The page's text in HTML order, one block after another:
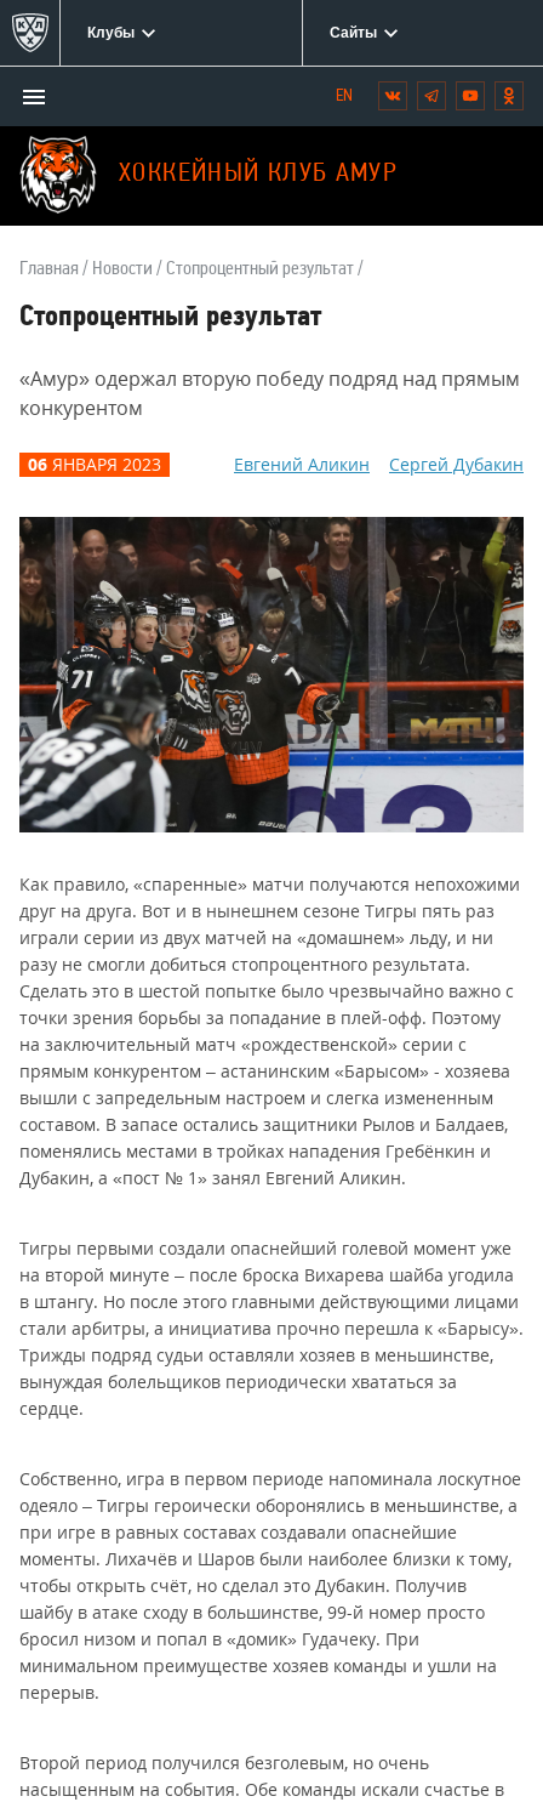
Клубы Сайты
ХОККЕЙНЫЙ КЛУБ АМУР
Открыть/
закрыть
меню
Мы
в
социальных
сетях:
Вконтакте
Telegram
YouTube
Главная Новости Стопроцентный результат
Стопроцентный результат
«Амур» одержал вторую победу подряд над прямым
конкурентом
06 ЯНВАРЯ 2023 Евгений Аликин Сергей Дубакин
Как правило, «спаренные» матчи получаются непохожими
друг на друга. Вот и в нынешнем сезоне Тигры пять раз
играли серии из двух матчей на «домашнем» льду, и ни
разу не смогли добиться стопроцентного результата.
Сделать это в шестой попытке было чрезвычайно важно с
точки зрения борьбы за попадание в плей-офф. Поэтому
на заключительный матч «рождественской» серии с
прямым конкурентом – астанинским «Барысом» - хозяева
вышли с запредельным настроем и слегка измененным
составом. В запасе остались защитники Рылов и Балдаев,
поменялись местами в тройках нападения Гребёнкин и
Дубакин, а «пост № 1» занял Евгений Аликин.
Тигры первыми создали опаснейший голевой момент уже
на второй минуте – после броска Вихарева шайба угодила
в штангу. Но после этого главными действующими лицами
стали арбитры, а инициатива прочно перешла к «Барысу».
Трижды подряд судьи оставляли хозяев в меньшинстве,
вынуждая болельщиков периодически хвататься за
сердце.
Собственно, игра в первом периоде напоминала лоскутное
одеяло – Тигры героически оборонялись в меньшинстве, а
при игре в равных составах создавали опаснейшие
моменты. Лихачёв и Шаров были наиболее близки к тому,
чтобы открыть счёт, но сделал это Дубакин. Получив
шайбу в атаке сходу в большинстве, 99-й номер просто
бросил низом и попал в «домик» Гудачеку. При
минимальном преимуществе хозяев команды и ушли на
перерыв.
Второй период получился безголевым, но очень
насыщенным на события. Обе команды искали счастье в